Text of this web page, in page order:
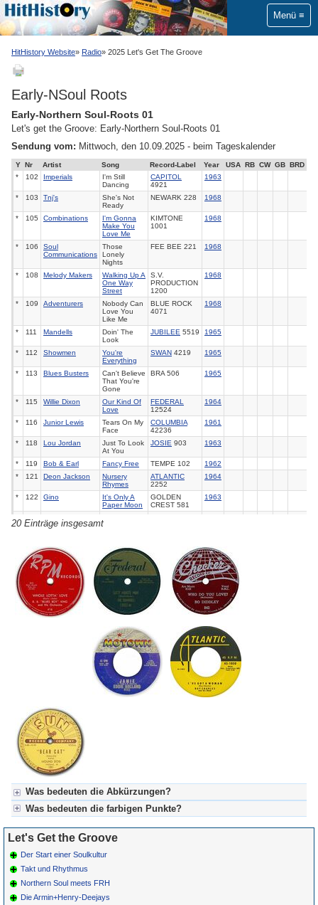
Menü
HitHistory Website Radio 2025 Let's Get The Groove
Early-NSoul Roots
Early-Northern Soul-Roots 01
Let's get the Groove: Early-Northern Soul-Roots 01
Sendung vom: Mittwoch, den 10.09.2025 - beim Tageskalender
Y Nr Artist Song Record-Label Year USA RB CW GB BRD
*
102 Imperials
I'm Still
Dancing
CAPITOL
4921
1963
* 103 Tnj's
She's Not
Ready
NEWARK 228 1968
* 105 Combinations
I'm Gonna
Make You
Love Me
KIMTONE
1001
1968
* 106
Soul
Communications
Those
Lonely
Nights
FEE BEE 221 1968
* 108 Melody Makers
Walking Up A
One Way
Street
S.V.
PRODUCTION
1200
1968
* 109 Adventurers
Nobody Can
Love You
Like Me
BLUE ROCK
4071
1968
* 111 Mandells
Doin' The
Look
JUBILEE 5519 1965
* 112 Showmen
You're
Everything
SWAN 4219 1965
* 113 Blues Busters
Can't Believe
That You're
Gone
BRA 506 1965
* 115 Willie Dixon
Our Kind Of
Love
FEDERAL
12524
1964
* 116 Junior Lewis
Tears On My
Face
COLUMBIA
42236
1961
* 118 Lou Jordan
Just To Look
At You
JOSIE 903 1963
* 119 Bob & Earl Fancy Free TEMPE 102
1962
*
121 Deon Jackson
Nursery
Rhymes
ATLANTIC
2252
1964
* 122 Gino
It's Only A
Paper Moon
GOLDEN
CREST 581
1963
(What They
125 Specials
Everybody
Say Yeah
SATCH 512 1967
* Riff Ruffin
Home
Cookin'(I)
ENJOY 2018 1964
* 129 Butch Baker
Working At
The Go Go
(I)
ST.
LAWRENCE
1966
20 Einträge insgesamt
Was bedeuten die Abkürzungen?
Für LGTG-Let's Get The Groove:
BPC = Belgian-Popcorn-Tanzszene
FRH = Fifties-Record-Hop-Tanzszene (Boogie)
Was bedeuten die farbigen Punkte?
Für LGTG-Let's Get The Groove:
Grün = Kurzgeschichte
Grün! = fachlich bestimmt spannend, nicht verpassen!
Grün+ = Stundenbeitrag
Gelb = Kurzgeschichten oder Stundensendungen in Arbeit
Blau = Beschreibungstext (beschreibender Text oder Songliste)
Let's Get the Groove
Der Start einer Soulkultur
Takt und Rhythmus
Northern Soul meets FRH
Die Armin+Henry-Deejays